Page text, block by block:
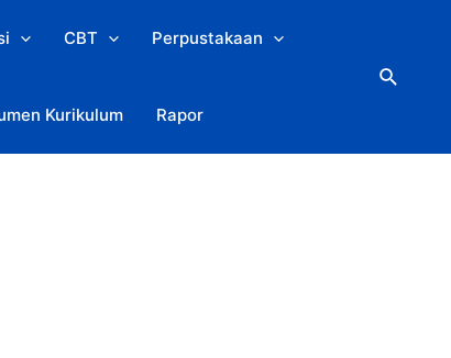
CBT Perpustakaan
Kurikulum Rapor
Search